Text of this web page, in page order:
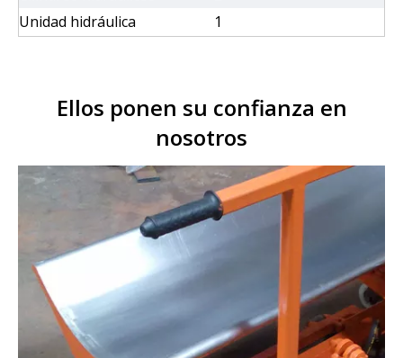
Unidad hidráulica
1
Ellos ponen su confianza en
nosotros